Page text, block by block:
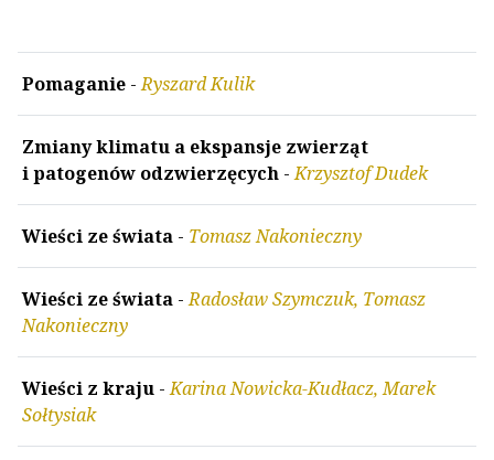
Pomaganie -Ryszard Kulik
Zmiany klimatu a ekspansje zwierząt
i patogenów odzwierzęcych -Krzysztof Dudek
Wieści ze świata - Tomasz Nakonieczny
Wieści ze świata -Radosław Szymczuk, Tomasz
Nakonieczny
Wieści z kraju -Karina Nowicka-Kudłacz, Marek
Sołtysiak